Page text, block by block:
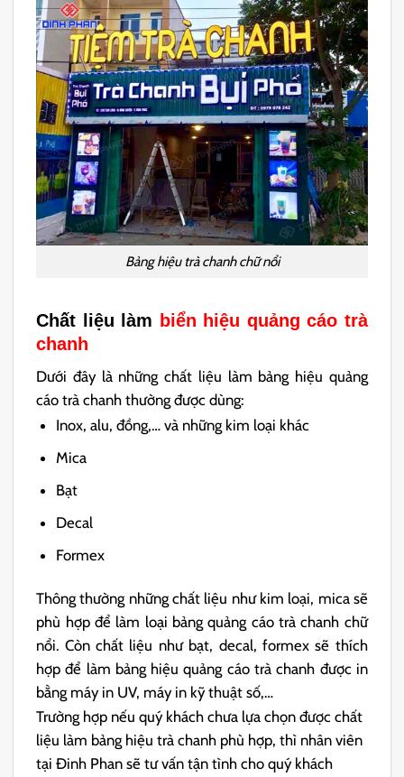
Bảng hiệu trà chanh chữ nổi
Chất liệu làm biển hiệu quảng cáo trà
chanh
Dưới đây là những chất liệu làm bảng hiệu quảng
cáo trà chanh thường được dùng:
Inox, alu, đồng,… và những kim loại khác
Mica
Bạt
Decal
Formex
Thông thường những chất liệu như kim loại, mica sẽ
phù hợp để làm loại bảng quảng cáo trà chanh chữ
nổi. Còn chất liệu như bạt, decal, formex sẽ thích
hợp để làm bảng hiệu quảng cáo trà chanh được in
bằng máy in UV, máy in kỹ thuật số,…
Trường hợp nếu quý khách chưa lựa chọn được chất
liệu làm bảng hiệu trà chanh phù hợp, thì nhân viên
tại Đinh Phan sẽ tư vấn tận tình cho quý khách